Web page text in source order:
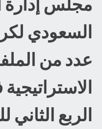
مجلس إدارة
السعودي
عدد من
الربع الثاني